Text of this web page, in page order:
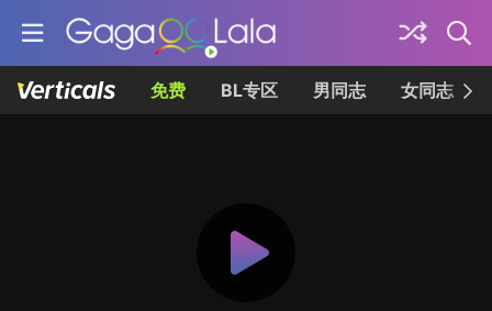
免费 BL专区 男同志 女同志